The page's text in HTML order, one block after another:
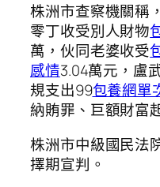
株洲市查察機關稱
零丁收受別人財物
萬，伙同老婆收受
感情3.04萬元，盧
規支出99包養網單
納賄罪、巨額財富
株洲市中級國民法
擇期宣判。